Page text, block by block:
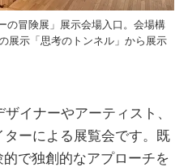
の冒険展」展示会場入口。会場構
展示「思考のトンネル」から展示
イナーやアーティスト、
ーによる展覧会です。既
で独創的なアプローチを